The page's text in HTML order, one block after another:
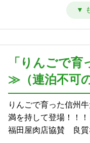
「りんごで
≫（連泊不可
りんごで育った信州
満を持して登場！！！
福田屋肉店協賛 良質